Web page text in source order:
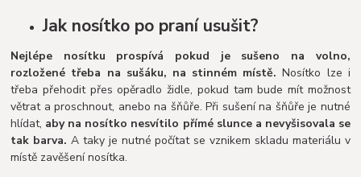
Jak nosítko po praní usušit?
Nejlépe nosítku prospívá pokud je sušeno na volno,
rozložené třeba na sušáku, na stinném místě. Nosítko lze i
třeba přehodit přes opěradlo židle, pokud tam bude mít možnost
větrat a proschnout, anebo na šňůře. Při sušení na šňůře je nutné
hlídat, aby na nosítko nesvítilo přímé slunce a nevyšisovala se
tak barva. A taky je nutné počítat se vznikem skladu materiálu v
místě zavěšení nosítka.